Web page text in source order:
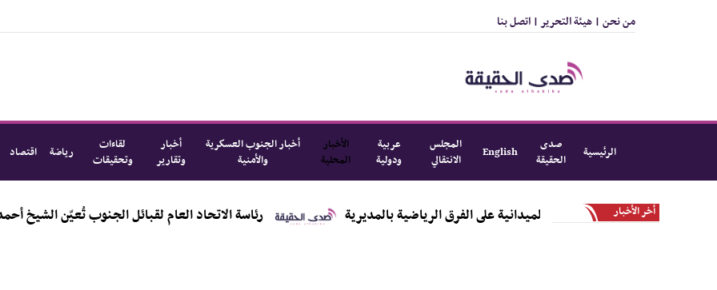
من نحن | هيئة التحرير | اتصل بنا
الرئيسية
صدى
الحقيقة
English
المجلس
الانتقالي
عربية
ودولية
الأخبار
المحلية
أخبار الجنوب العسكرية
والأمنية
أخبار
وتقارير
لقاءات
وتحقيقات
رياضة اقتصاد
أخر الأخبار
الأولى من النزولات الميدانية على الفرق الرياضية بالمديرية رئاسة الاتحاد العام لقبائل الجنوب تُعيّن الشيخ أحمد